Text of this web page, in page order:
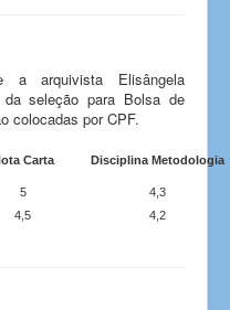
a arquivista Elisângela
seleção para Bolsa de
colocadas por CPF.
Carta Disciplina Metodologia
5
4,3
4,5 4,2